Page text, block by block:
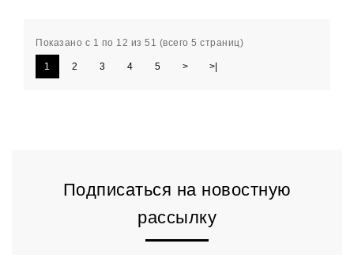
Показано с 1 по 12 из 51 (всего 5 страниц)
1 2 3 4 5 > >|
Подписаться на новостную
рассылку